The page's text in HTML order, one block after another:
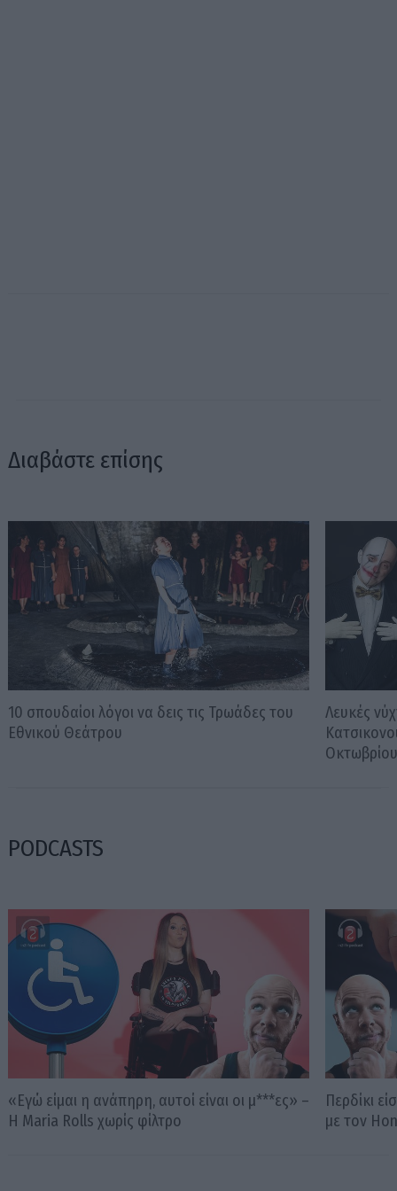
Διαβάστε επίσης
10 σπουδαίοι λόγοι να δεις τις Τρωάδες του
Εθνικού Θεάτρου
Λευκές
PODCASTS
«Εγώ είμαι η ανάπηρη, αυτοί είναι οι μ***ες» –
Η Maria Rolls χωρίς φίλτρο
Περδίκι
με τον